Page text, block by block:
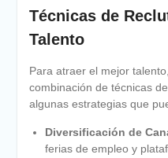
Técnicas de
Talento
Para atraer el mejor
combinación de técnicas
algunas estrategias que
Diversificación de
ferias de empleo y